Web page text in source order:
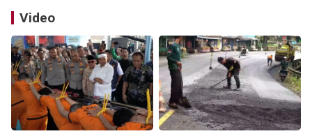
Video